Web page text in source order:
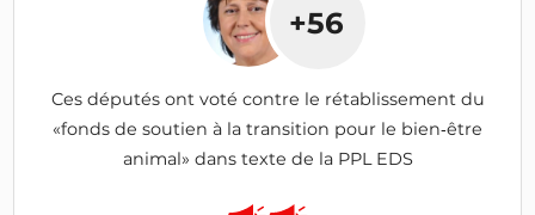
+56
Ces députés ont voté contre le rétablissement du
«fonds de soutien à la transition pour le bien‑être
animal» dans texte de la PPL EDS